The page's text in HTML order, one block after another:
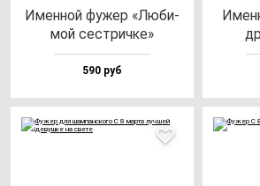
Имен­ной фу­жер «Люби­
мой сес­трич­ке»
590 руб